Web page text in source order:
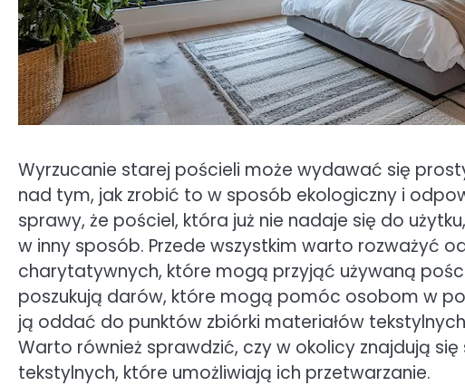
Wyrzucanie starej pościeli może wydawać się
nad tym, jak zrobić to w sposób ekologiczny i
sprawy, że pościel, która już nie nadaje się do
w inny sposób. Przede wszystkim warto rozważyć
charytatywnych, które mogą przyjąć używaną
poszukują darów, które mogą pomóc osobom w
ją oddać do punktów zbiórki materiałów
Warto również sprawdzić, czy w okolicy znajdują
tekstylnych, które umożliwiają ich przetwarzanie.